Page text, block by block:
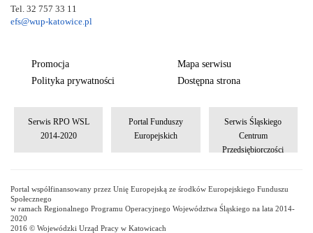
Tel. 32 757 33 11
efs@wup-katowice.pl
Promocja
Mapa serwisu
Polityka prywatności
Dostępna strona
Serwis RPO WSL
2014-2020
Portal Funduszy
Europejskich
Serwis Śląskiego
Centrum
Przedsiębiorczości
Portal współfinansowany przez Unię Europejską ze środków Europejskiego Funduszu
Społecznego
w ramach Regionalnego Programu Operacyjnego Województwa Śląskiego na lata 2014-
2020
2016 © Wojewódzki Urząd Pracy w Katowicach